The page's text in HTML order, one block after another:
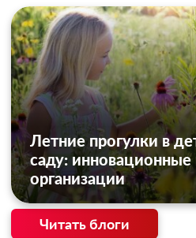
Летние прогулки в
саду:
организации
Читать блоги